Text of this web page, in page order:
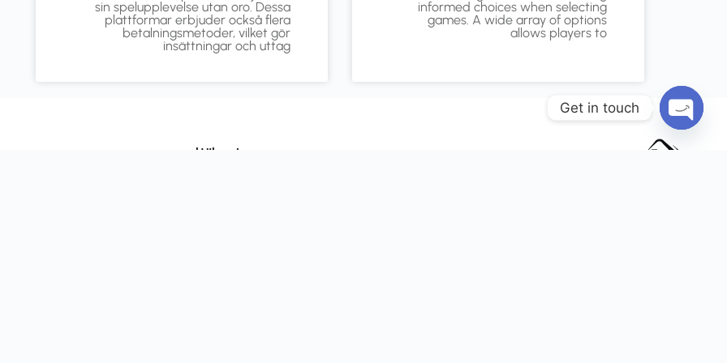
informed choices when selecting
games. A wide array of options
allows players to
sin spelupplevelse utan oro. Dessa
plattformar erbjuder också flera
betalningsmetoder, vilket gör
insättningar och uttag
خدماتنا
Get in touch
Open chaty